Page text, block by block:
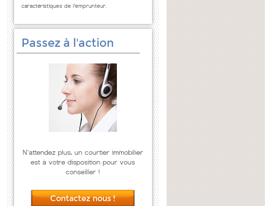
caractéristiques de l'emprunteur.
Passez à l'action
N'attendez plus, un courtier immobilier
est à votre disposition pour vous
conseiller !
Contactez nous !